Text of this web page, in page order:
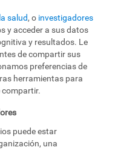
salud, o investigadores
y acceder a sus datos
y resultados. Le
de compartir sus
preferencias de
herramientas para
compartir.
puede estar
una